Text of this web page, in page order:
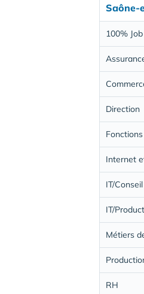
Saône-
100%
Direction
Internet
IT/
IT/
Métiers
RH